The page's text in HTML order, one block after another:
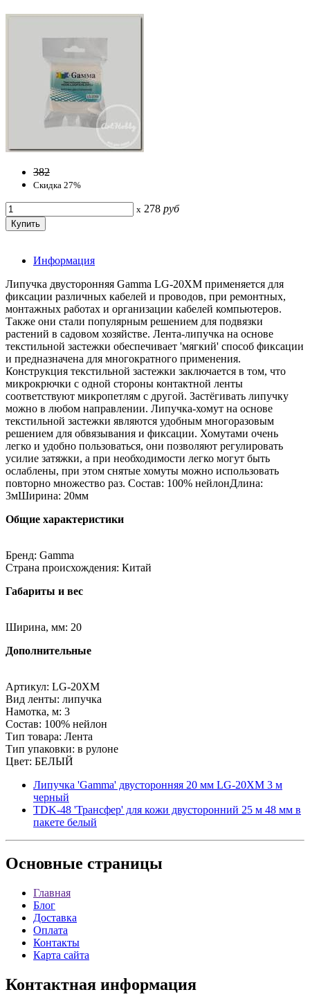
382
Скидка 27%
x 278 руб
Информация
Липучка двусторонняя Gamma LG-20XM применяется для
фиксации различных кабелей и проводов, при ремонтных,
монтажных работах и организации кабелей компьютеров.
Также они стали популярным решением для подвязки
растений в садовом хозяйстве. Лента-липучка на основе
текстильной застежки обеспечивает 'мягкий' способ фиксации
и предназначена для многократного применения.
Конструкция текстильной застежки заключается в том, что
микрокрючки с одной стороны контактной ленты
соответствуют микропетлям с другой. Застёгивать липучку
можно в любом направлении. Липучка-хомут на основе
текстильной застежки являются удобным многоразовым
решением для обвязывания и фиксации. Хомутами очень
легко и удобно пользоваться, они позволяют регулировать
усилие затяжки, а при необходимости легко могут быть
ослаблены, при этом снятые хомуты можно использовать
повторно множество раз. Состав: 100% нейлонДлина:
3мШирина: 20мм
Общие характеристики
Бренд: Gamma
Страна происхождения: Китай
Габариты и вес
Ширина, мм: 20
Дополнительные
Артикул: LG-20XM
Вид ленты: липучка
Намотка, м: 3
Состав: 100% нейлон
Тип товара: Лента
Тип упаковки: в рулоне
Цвет: БЕЛЫЙ
Липучка 'Gamma' двусторонняя 20 мм LG-20XM 3 м
черный
TDK-48 'Трансфер' для кожи двусторонний 25 м 48 мм в
пакете белый
Основные страницы
Главная
Блог
Доставка
Оплата
Контакты
Карта сайта
Контактная информация